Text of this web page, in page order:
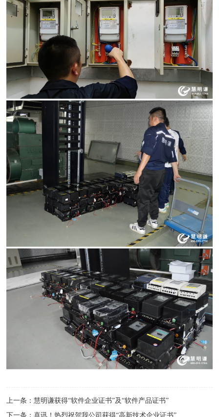
上一条：慧明谦获得“软件企业证书”及“软件产品证书”
下一条：喜讯！热烈祝贺我公司获得“高新技术企业证书”